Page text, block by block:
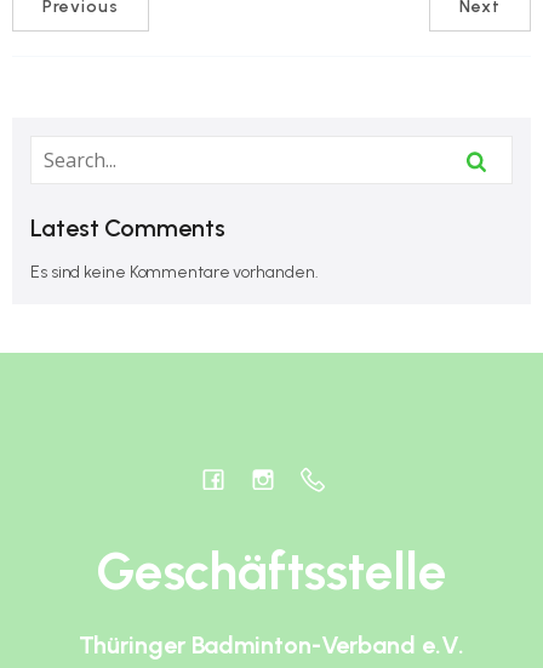
Previous Next
Latest Comments
Es sind keine Kommentare vorhanden.
Geschäftsstelle
Thüringer Badminton-Verband e.V.